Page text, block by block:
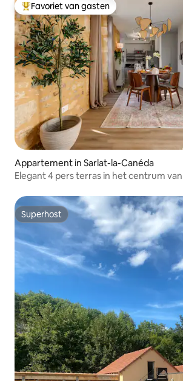
Topfavoriet van gasten
Favoriet van gasten
Appartement in Sarlat-la-Canéda
Elegant 4 pers terras in het centrum
Superhost
Superhost